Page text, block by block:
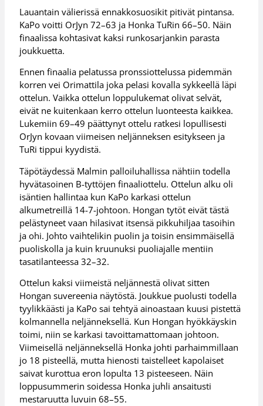
Lauantain välierissä ennakkosuosikit pitivät pintansa.
KaPo voitti OrJyn 72–63 ja Honka TuRin 66–50. Näin
finaalissa kohtasivat kaksi runkosarjankin parasta
joukkuetta.
Ennen finaalia pelatussa pronssiottelussa pidemmän
korren vei Orimattila joka pelasi kovalla sykkeellä läpi
ottelun. Vaikka ottelun loppulukemat olivat selvät,
eivät ne kuitenkaan kerro ottelun luonteesta kaikkea.
Lukemiin 69–49 päättynyt ottelu ratkesi lopullisesti
OrJyn kovaan viimeisen neljänneksen esitykseen ja
TuRi tippui kyydistä.
Täpötäydessä Malmin palloiluhallissa nähtiin todella
hyvätasoinen B-tyttöjen finaaliottelu. Ottelun alku oli
isäntien hallintaa kun KaPo karkasi ottelun
alkumetreillä 14-7-johtoon. Hongan tytöt eivät tästä
pelästyneet vaan hilasivat itsensä pikkuhiljaa tasoihin
ja ohi. Johto vaihtelikin puolin ja toisin ensimmäisellä
puoliskolla ja kuin kruunuksi puoliajalle mentiin
tasatilanteessa 32–32.
Ottelun kaksi viimeistä neljännestä olivat sitten
Hongan suvereenia näytöstä. Joukkue puolusti todella
tyylikkäästi ja KaPo sai tehtyä ainoastaan kuusi pistettä
kolmannella neljänneksellä. Kun Hongan hyökkäyskin
toimi, niin se karkasi tavoittamattomaan johtoon.
Viimeisellä neljänneksellä Honka johti parhaimmillaan
jo 18 pisteellä, mutta hienosti taistelleet kapolaiset
saivat kurottua eron lopulta 13 pisteeseen. Näin
loppusummerin soidessa Honka juhli ansaitusti
mestaruutta luvuin 68–55.